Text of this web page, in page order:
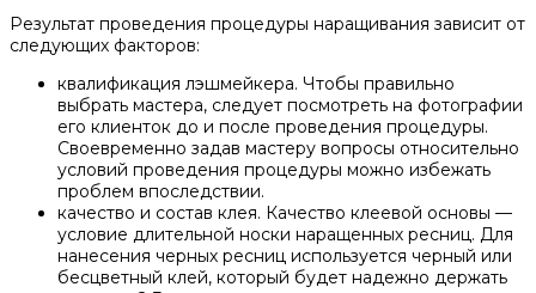
Результат проведения процедуры наращивания зависит от
следующих факторов:
квалификация лэшмейкера. Чтобы правильно
выбрать мастера, следует посмотреть на фотографии
его клиенток до и после проведения процедуры.
Своевременно задав мастеру вопросы относительно
условий проведения процедуры можно избежать
проблем впоследствии.
качество и состав клея. Качество клеевой основы —
условие длительной носки наращенных ресниц. Для
нанесения черных ресниц используется черный или
бесцветный клей, который будет надежно держать